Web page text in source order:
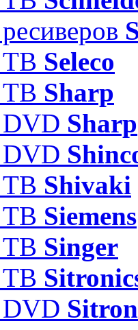
ТВ Seleco
ТВ Sharp
Sharp
ТВ Shivaki
ТВ Siemens
ТВ Singer
ТВ